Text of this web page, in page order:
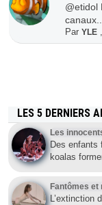
@etidol
canaux...
Par YLE,
LES 5 DERNIERS
Les
Des enfants
koalas
Fantômes et
L’extinction